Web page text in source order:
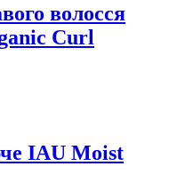
волосся
Curl
IAU Moist